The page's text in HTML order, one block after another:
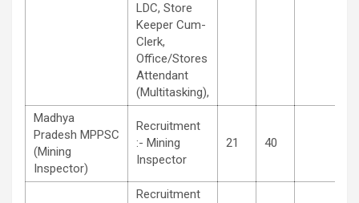
LDC, Store
Keeper Cum-
Clerk,
Office/Stores
Attendant
(Multitasking),
Madhya
Pradesh MPPSC
(Mining
Inspector)
Recruitment
:- Mining
Inspector
21 40
Recruitment